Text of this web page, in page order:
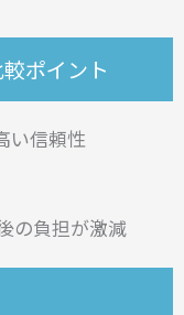
ポイント
い信頼性
の負担が激減